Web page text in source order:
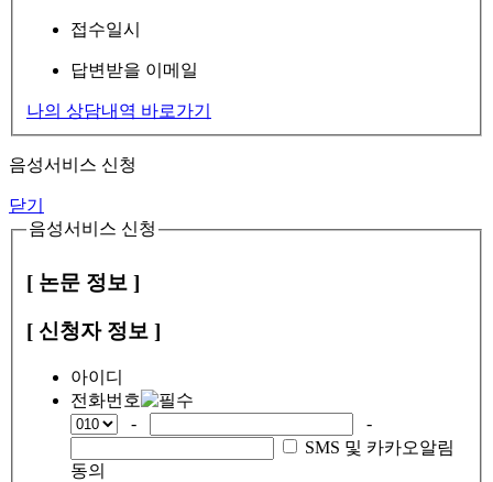
접수일시
답변받을 이메일
나의 상담내역 바로가기
음성서비스 신청
닫기
음성서비스 신청
[ 논문 정보 ]
[ 신청자 정보 ]
아이디
전화번호
-
-
SMS 및 카카오알림
동의